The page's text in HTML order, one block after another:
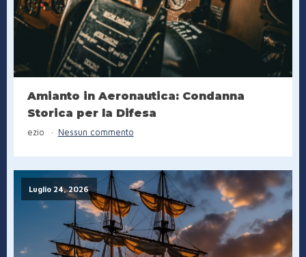
Amianto in Aeronautica: Condanna
Storica per la Difesa
ezio Nessun commento
Luglio 24, 2026